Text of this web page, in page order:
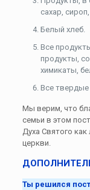
сахар,
Белый хлеб.
Все
продукты,
химикаты,
Все твердые
Мы верим, что
семьи в этом
Духа Святого
церкви.
Ты решился